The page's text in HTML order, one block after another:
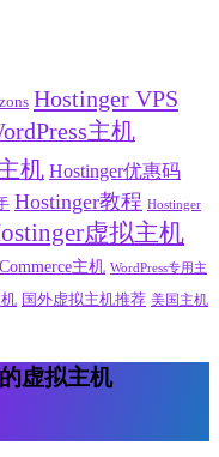
Hostinger VPS
主机
机 Hostinger优惠码
Hostinger教程 Hostinger
虚拟主机
主机 WordPress专用主
国外虚拟主机推荐 美国主机
虚拟主机